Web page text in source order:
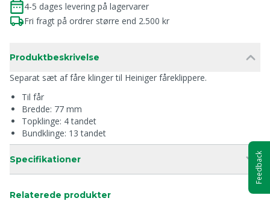
4-5 dages levering på lagervarer
Fri fragt på ordrer større end 2.500 kr
Produktbeskrivelse
Separat sæt af fåre klinger til Heiniger fåreklippere.
Til får
Bredde: 77 mm
Topklinge: 4 tandet
Bundklinge: 13 tandet
Specifikationer
Relaterede produkter
Feedback